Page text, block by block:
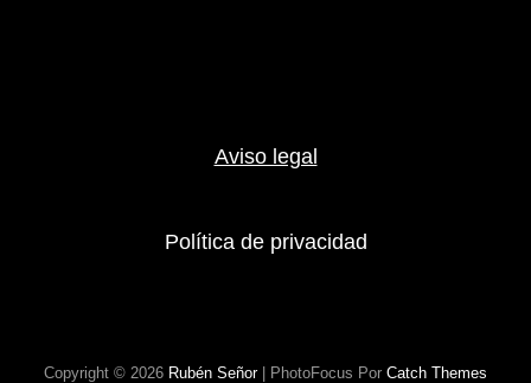
Aviso legal
Política de privacidad
Copyright © 2026 Rubén Señor | PhotoFocus Por Catch Themes